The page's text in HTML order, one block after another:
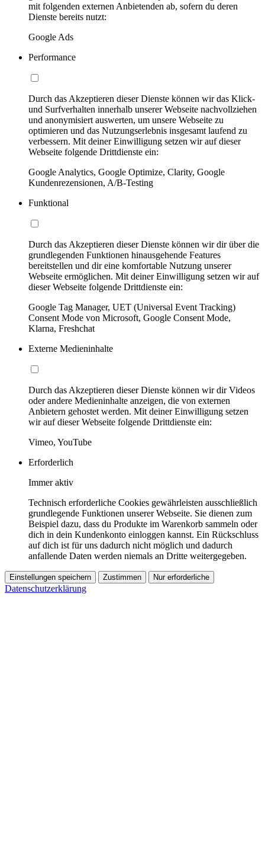
mit folgenden externen Anbietenden ab, sofern du deren
Dienste bereits nutzt:
Google Ads
Performance
Durch das Akzeptieren dieser Dienste können wir das Klick-
und Surfverhalten innerhalb unserer Webseite nachvollziehen
und anonymisiert auswerten, um unsere Webseite zu
optimieren und das Nutzungserlebnis insgesamt laufend zu
verbessern. Mit deiner Einwilligung setzen wir auf dieser
Webseite folgende Drittdienste ein:
Google Analytics, Google Optimize, Clarity, Google
Kundenrezensionen, A/B-Testing
Funktional
Durch das Akzeptieren dieser Dienste können wir dir über die
grundlegenden Funktionen hinausgehende Features
bereitstellen und dir eine komfortable Nutzung unserer
Webseite ermöglichen. Mit deiner Einwilligung setzen wir auf
dieser Webseite folgende Drittdienste ein:
Google Tag Manager, UET (Universal Event Tracking)
Consent Mode von Microsoft, Google Consent Mode,
Klarna, Freshchat
Externe Medieninhalte
Durch das Akzeptieren dieser Dienste können wir dir Videos
oder andere Medieninhalte anzeigen, die von externen
Anbietern gehostet werden. Mit deiner Einwilligung setzen
wir auf dieser Webseite folgende Drittdienste ein:
Vimeo, YouTube
Erforderlich
Immer aktiv
Technisch erforderliche Cookies gewährleisten ausschließlich
grundlegende Funktionen unserer Webseite. Sie dienen zum
Beispiel dazu, dass du Produkte im Warenkorb sammeln oder
dich in dein Kundenkonto einloggen kannst. Ein Rückschluss
auf dich ist für uns dadurch nicht möglich und dadurch
anfallende Daten werden niemals an Dritte weitergegeben.
Einstellungen speichern Zustimmen Nur erforderliche
Datenschutzerklärung